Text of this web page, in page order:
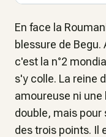
En face la
blessure de
c'est la n°2
s'y colle. La reine
amoureuse ni
double, mais pour
des trois points. Il